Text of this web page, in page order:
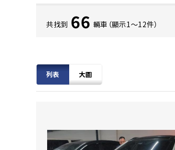
共找到 66 輛車（顯示1〜12件）
列表 大圖